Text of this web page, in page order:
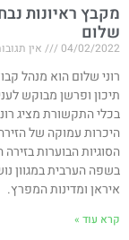
מקבץ ראיונות
שלום
04/02/2022 אין
רוני שלום הוא מנהל
תיכון ופרשן מבוקש
בכלי התקשורת מציג
היכרות עמוקה של
הסוגיות הבוערות
בשפה הערבית במגוון
איראן ומדינות המפרץ.
קרא עוד »